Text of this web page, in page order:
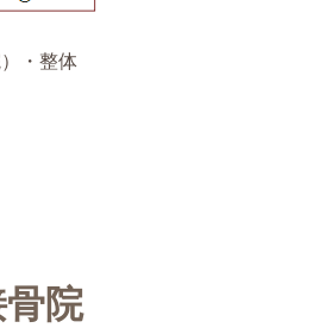
・整体
院